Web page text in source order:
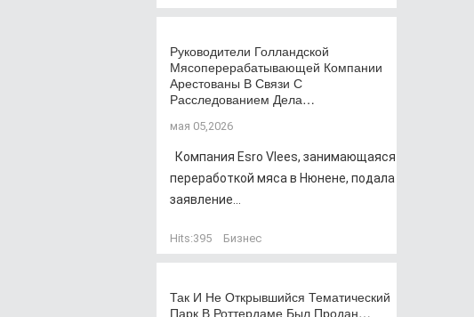
Руководители Голландской
Мясоперерабатывающей Компании
Арестованы В Связи С
Расследованием Дела…
мая 05,2026
Компания Esro Vlees, занимающаяся
переработкой мяса в Нюнене, подала
заявление...
Hits:395 Бизнес
Так И Не Открывшийся Тематический
Парк В Роттердаме Был Продан…